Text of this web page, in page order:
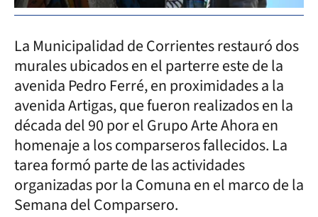
La Municipalidad de Corrientes restauró dos
murales ubicados en el parterre este de la
avenida Pedro Ferré, en proximidades a la
avenida Artigas, que fueron realizados en la
década del 90 por el Grupo Arte Ahora en
homenaje a los comparseros fallecidos. La
tarea formó parte de las actividades
organizadas por la Comuna en el marco de la
Semana del Comparsero.